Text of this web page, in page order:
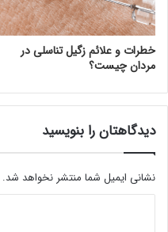
خطرات و علائم زگیل تناسلی در
مردان چیست؟
دیدگاهتان را بنویسید
نشانی ایمیل شما منتشر نخواهد شد.